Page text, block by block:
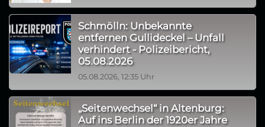
Schmölln: Unbekannte
entfernen Gullideckel – Unfall
verhindert - Polizeibericht,
05.08.2026
05.08.2026, 12:35 Uhr
„Seitenwechsel“ in Altenburg:
Auf ins Berlin der 1920er Jahre